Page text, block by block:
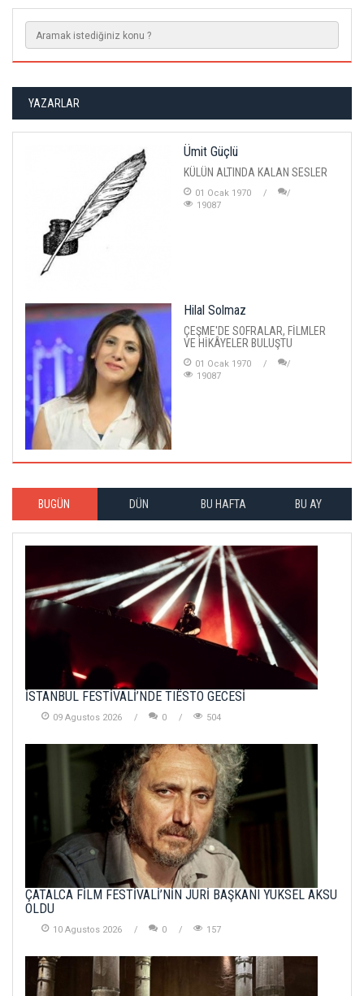
YAZARLAR
Ümit Güçlü
KÜLÜN ALTINDA KALAN SESLER
01 Ocak 1970
19087
Hilal Solmaz
ÇEŞME'DE SOFRALAR, FİLMLER
VE HİKÂYELER BULUŞTU
01 Ocak 1970
19087
BUGÜN DÜN BU HAFTA BU AY
İSTANBUL FESTİVALİ’NDE TIËSTO GECESİ
09 Agustos 2026 0 504
ÇATALCA FİLM FESTİVALİ’NİN JÜRİ BAŞKANI YÜKSEL AKSU
OLDU
10 Agustos 2026 0 157